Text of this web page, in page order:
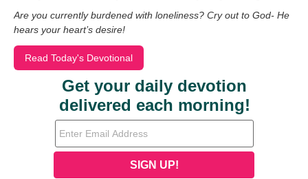
Are you currently burdened with loneliness? Cry out to God- He
hears your heart’s desire!
Read Today's Devotional